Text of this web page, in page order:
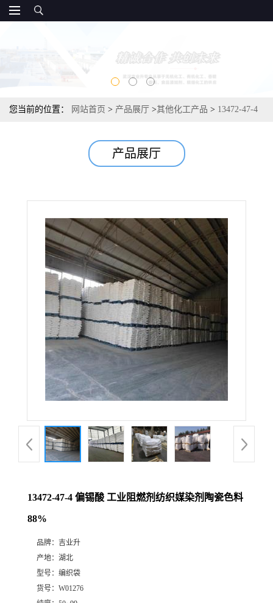
您当前的位置： 网站首页 > 产品展厅 >其他化工产品 > 13472-47-4
产品展厅
13472-47-4 偏锡酸 工业阻燃剂纺织媒染剂陶瓷色料
88%
品牌： 吉业升
产地： 湖北
型号： 编织袋
货号： W01276